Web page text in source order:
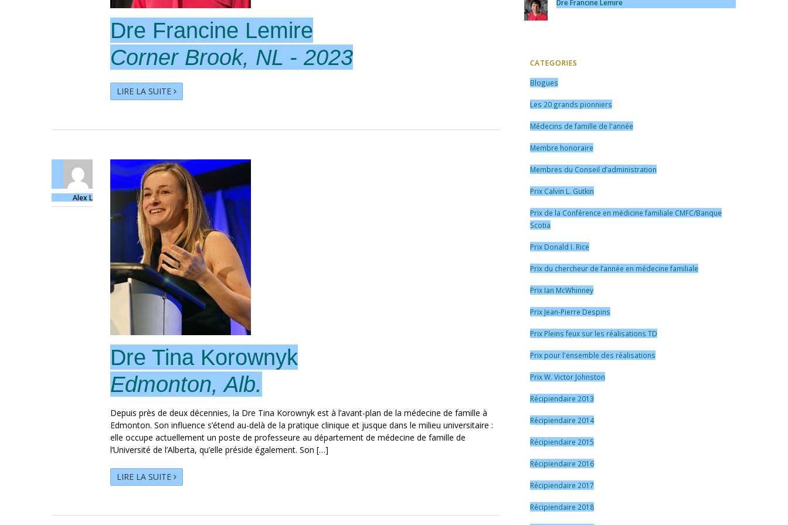
Dre Francine Lemire
Corner Brook, NL - 2023
LIRE LA SUITE
Alex L
Dre Tina Korownyk
Edmonton, Alb.
Depuis près de deux décennies, la Dre Tina Korownyk est à l’avant-plan de la médecine de famille à
Edmonton. Son influence s’étend au-delà de la pratique clinique et jusque dans le milieu universitaire :
elle occupe actuellement un poste de professeure au département de médecine de famille de
l’Université de l’Alberta, qu’elle préside également. Son […]
LIRE LA SUITE
Dre Francine Lemire
CATEGORIES
Blogues
Les 20 grands pionniers
Médecins de famille de l'année
Membre honoraire
Membres du Conseil d’administration
Prix Calvin L. Gutkin
Prix de la Conférence en médicine familiale CMFC/Banque
Scotia
Prix Donald I. Rice
Prix du chercheur de l’année en médecine familiale
Prix Ian McWhinney
Prix Jean-Pierre Despins
Prix Pleins feux sur les réalisations TD
Prix pour l'ensemble des réalisations
Prix W. Victor Johnston
Récipiendaire 2013
Récipiendaire 2014
Récipiendaire 2015
Récipiendaire 2016
Récipiendaire 2017
Récipiendaire 2018